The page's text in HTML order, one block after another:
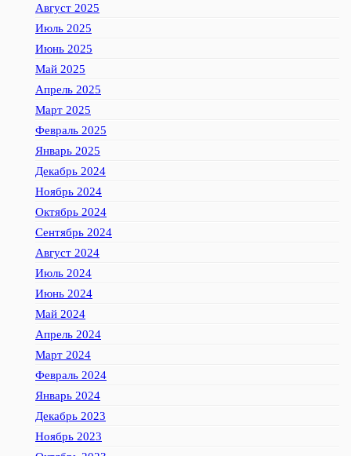
Август 2025
Июль 2025
Июнь 2025
Май 2025
Апрель 2025
Март 2025
Февраль 2025
Январь 2025
Декабрь 2024
Ноябрь 2024
Октябрь 2024
Сентябрь 2024
Август 2024
Июль 2024
Июнь 2024
Май 2024
Апрель 2024
Март 2024
Февраль 2024
Январь 2024
Декабрь 2023
Ноябрь 2023